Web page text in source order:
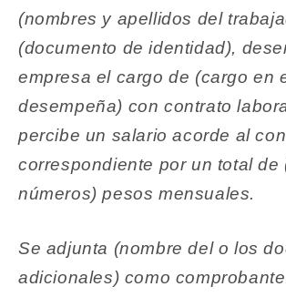
(nombres y apellidos del
(documento de identidad),
empresa el cargo de (cargo en
desempeña) con contrato
percibe un salario acorde al
correspondiente por un total de
números) pesos mensuales.
Se adjunta (nombre del o los
adicionales) como